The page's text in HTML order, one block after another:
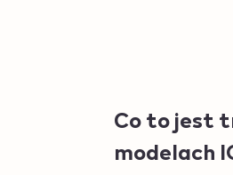
Co to jest
modelach